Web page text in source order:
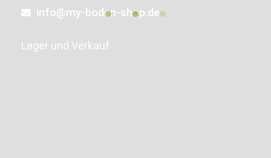
info@my-boden-shop.de
Lager und Verkauf